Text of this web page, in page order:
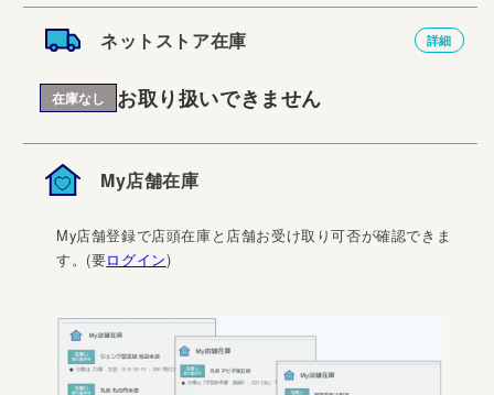
ネットストア在庫 詳細
在庫なし お取り扱いできません
My店舗在庫
My店舗登録で店頭在庫と店舗お受け取り可否が確認できま
す。(要ログイン)